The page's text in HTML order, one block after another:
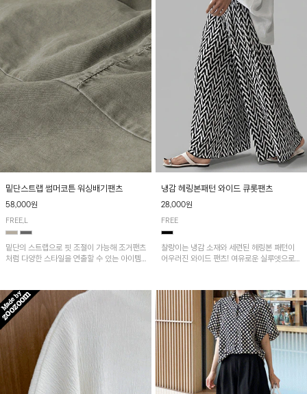
밑단스트랩 썸머코튼 워싱배기팬츠
58,000원
FREE,L
밑단의 스트랩으로 핏 조절이 가능해 조거팬츠
처럼 다양한 스타일을 연출할 수 있는 아이템!
냉감 헤링본패턴 와이드 큐롯팬츠
28,000원
FREE
찰랑이는 냉감 소재와 세련된 헤링본 패턴이
어우러진 와이드 팬츠! 여유로운 실루엣으로
다.